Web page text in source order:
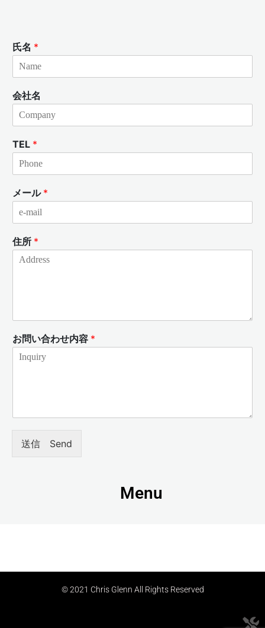
氏名 *
会社名
TEL *
メール *
住所 *
お問い合わせ内容 *
送信 Send
Menu
© 2021 Chris Glenn All Rights Reserved